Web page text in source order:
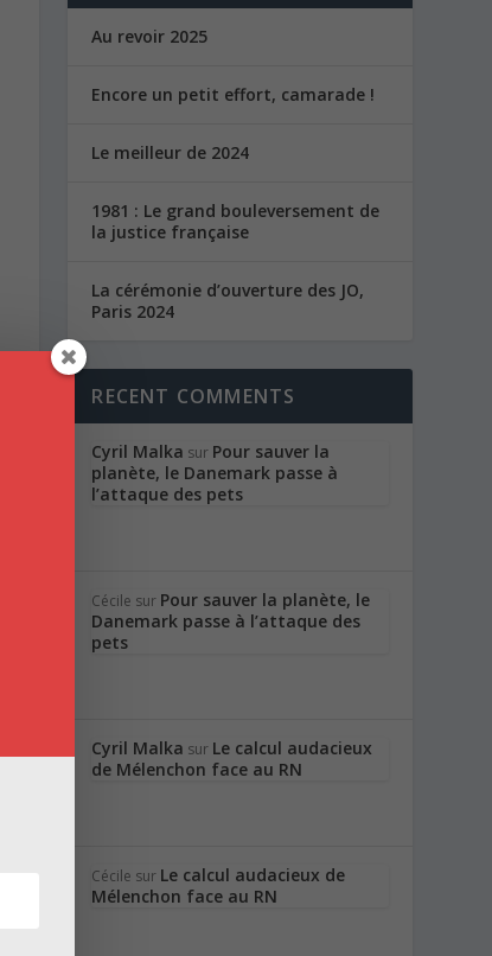
Au revoir 2025
Encore un petit effort, camarade !
Le meilleur de 2024
1981 : Le grand bouleversement de
la justice française
La cérémonie d’ouverture des JO,
Paris 2024
RECENT COMMENTS
Cyril Malka sur Pour sauver la
planète, le Danemark passe à
l’attaque des pets
Cécile sur Pour sauver la planète, le
Danemark passe à l’attaque des
pets
Cyril Malka sur Le calcul audacieux
de Mélenchon face au RN
Cécile sur Le calcul audacieux de
Mélenchon face au RN